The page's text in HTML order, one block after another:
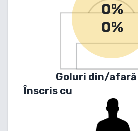
0%
0%
Goluri din/afară
Înscris cu